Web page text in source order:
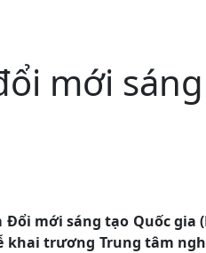
mới
mới sáng tạo Quốc gia
khai trương Trung tâm